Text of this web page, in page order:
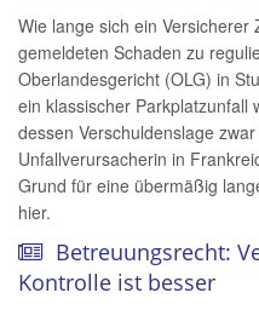
Wie lange sich ein
gemeldeten Schaden zu
Oberlandesgericht (OLG) in
ein klassischer Parkplatzunfall
dessen Verschuldenslage
Unfallverursacherin in
Grund für eine übermäßig
hier.
Betreuungsrecht:
Kontrolle ist besser